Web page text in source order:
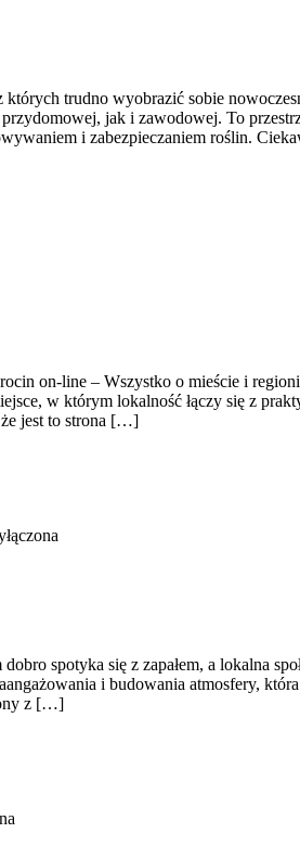
trudno wyobrazić sobie
jak i zawodowej. To
i zabezpieczaniem roślin.
on-line – Wszystko o mieście i
w którym lokalność łączy się z
jest to strona […]
spotyka się z zapałem, a lokalna
i budowania atmosfery,
z […]